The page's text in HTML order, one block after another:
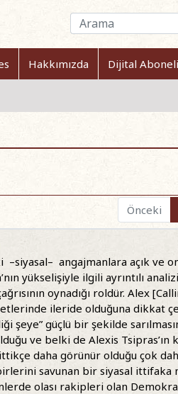
Hakkımızda Dijital
Önceki
–siyasal– angajmanlara açık ve
yükselişiyle ilgili ayrıntılı
oynadığı roldür. Alex
ileride olduğuna dikkat
şeye” güçlü bir şekilde
ve belki de Alexis Tsipras’ın
daha görünür olduğu çok
savunan bir siyasal ittifaka
olası rakipleri olan